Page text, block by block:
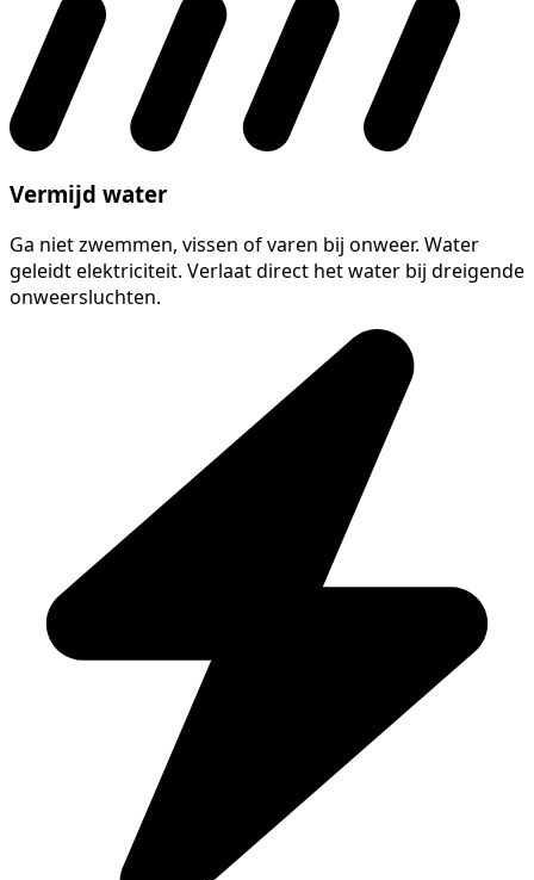
Vermijd water
Ga niet zwemmen, vissen of varen bij onweer. Water
geleidt elektriciteit. Verlaat direct het water bij dreigende
onweersluchten.